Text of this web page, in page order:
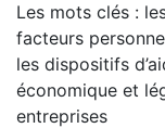
Les mots clés :
facteurs
les dispositifs
économique et
entreprises